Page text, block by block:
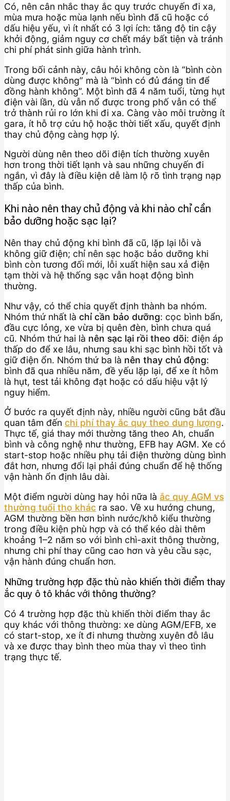
Có, nên cân nhắc thay ắc quy trước chuyến đi xa,
mùa mưa hoặc mùa lạnh nếu bình đã cũ hoặc có
dấu hiệu yếu, vì ít nhất có 3 lợi ích: tăng độ tin cậy
khởi động, giảm nguy cơ chết máy bất tiện và tránh
chi phí phát sinh giữa hành trình.
Trong bối cảnh này, câu hỏi không còn là “bình còn
dùng được không” mà là “bình có đủ đáng tin để
đồng hành không”. Một bình đã 4 năm tuổi, từng hụt
điện vài lần, dù vẫn nổ được trong phố vẫn có thể
trở thành rủi ro lớn khi đi xa. Càng vào môi trường ít
gara, ít hỗ trợ cứu hộ hoặc thời tiết xấu, quyết định
thay chủ động càng hợp lý.
Người dùng nên theo dõi điện tích thường xuyên
hơn trong thời tiết lạnh và sau những chuyến đi
ngắn, vì đây là điều kiện dễ làm lộ rõ tình trạng nạp
thấp của bình.
Khi nào nên thay chủ động và khi nào chỉ cần
bảo dưỡng hoặc sạc lại?
Nên thay chủ động khi bình đã cũ, lặp lại lỗi và
không giữ điện; chỉ nên sạc hoặc bảo dưỡng khi
bình còn tương đối mới, lỗi xuất hiện sau xả điện
tạm thời và hệ thống sạc vẫn hoạt động bình
thường.
Như vậy, có thể chia quyết định thành ba nhóm.
Nhóm thứ nhất là chỉ cần bảo dưỡng: cọc bình bẩn,
đầu cực lỏng, xe vừa bị quên đèn, bình chưa quá
cũ. Nhóm thứ hai là nên sạc lại rồi theo dõi: điện áp
thấp do để xe lâu, nhưng sau khi sạc bình hồi tốt và
giữ điện ổn. Nhóm thứ ba là nên thay chủ động:
bình đã qua nhiều năm, đề yếu lặp lại, để xe ít hôm
là hụt, test tải không đạt hoặc có dấu hiệu vật lý
nguy hiểm.
Ở bước ra quyết định này, nhiều người cũng bắt đầu
quan tâm đến chi phí thay ắc quy theo dung lượng.
Thực tế, giá thay mới thường tăng theo Ah, chuẩn
bình và công nghệ như thường, EFB hay AGM. Xe có
start-stop hoặc nhiều phụ tải điện thường dùng bình
đắt hơn, nhưng đổi lại phải đúng chuẩn để hệ thống
vận hành ổn định lâu dài.
Một điểm người dùng hay hỏi nữa là ắc quy AGM vs
thường tuổi thọ khác ra sao. Về xu hướng chung,
AGM thường bền hơn bình nước/khô kiểu thường
trong điều kiện phù hợp và có thể kéo dài thêm
khoảng 1–2 năm so với bình chì-axit thông thường,
nhưng chi phí thay cũng cao hơn và yêu cầu sạc,
vận hành đúng chuẩn hơn.
Những trường hợp đặc thù nào khiến thời điểm thay
ắc quy ô tô khác với thông thường?
Có 4 trường hợp đặc thù khiến thời điểm thay ắc
quy khác với thông thường: xe dùng AGM/EFB, xe
có start-stop, xe ít đi nhưng thường xuyên đỗ lâu
và xe được thay bình theo mùa thay vì theo tình
trạng thực tế.